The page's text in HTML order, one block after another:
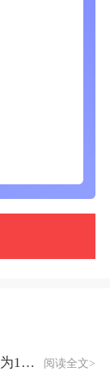
双大·野奢世界目前在售，销售价格为19000元/㎡ 阅读全文>